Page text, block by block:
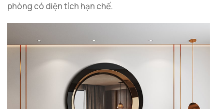
phòng có diện tích hạn chế.